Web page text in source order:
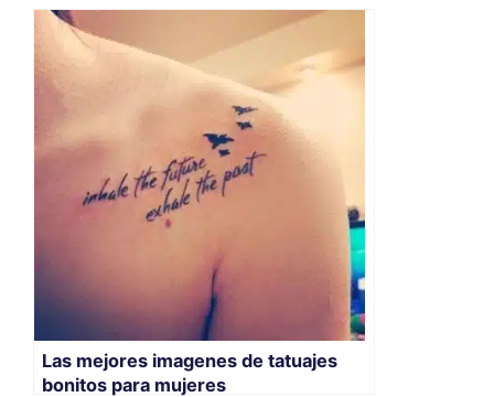
Las mejores imagenes de tatuajes
bonitos para mujeres